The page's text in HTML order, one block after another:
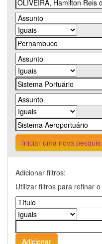
Iniciar uma nova
Adicionar filtros:
Utilizar filtros para refinar